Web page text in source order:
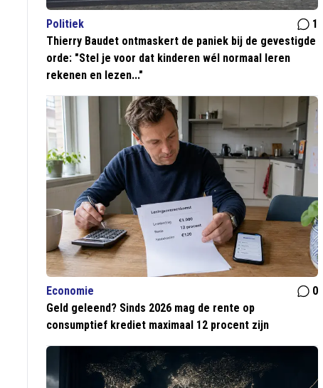
Politiek
1
Thierry Baudet ontmaskert de paniek bij de gevestigde
orde: "Stel je voor dat kinderen wél normaal leren
rekenen en lezen..."
Economie
0
Geld geleend? Sinds 2026 mag de rente op
consumptief krediet maximaal 12 procent zijn